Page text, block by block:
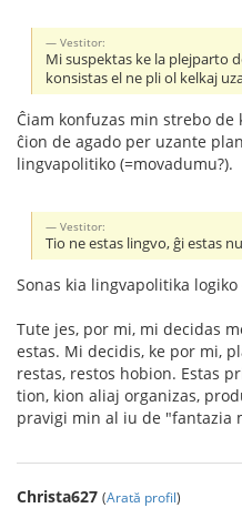
Vestitor:
Mi suspektas ke la plejparto
konsistas el ne pli ol kelkaj
Ĉiam konfuzas min strebo
ĉion de agado per uzante
lingvapolitiko (=movadumu?).
Vestitor:
Tio ne estas lingvo, ĝi estas
Sonas kia lingvapolitika
Tute jes, por mi, mi decidas
estas. Mi decidis, ke por mi,
restas, restos hobion. Estas
tion, kion aliaj organizas,
pravigi min al iu de "fantazia
Christa627 (Arată profil)